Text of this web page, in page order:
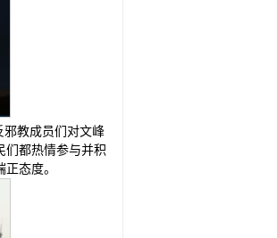
邪教成员们对文峰
们都热情参与并积
态度。